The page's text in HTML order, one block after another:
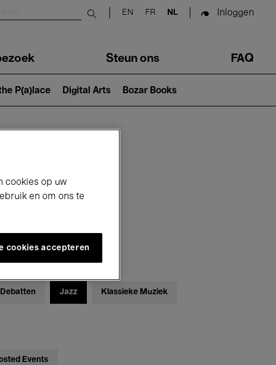
Submit search
EN FR NL Inloggen
Steun ons FAQ
P(a)lace Digital Arts Bozar Books
Jazz Klassieke Muziek
Events
cookies op uw
en om ons te
cookies accepteren